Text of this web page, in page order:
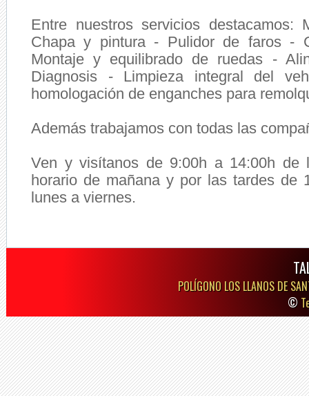
Entre nuestros servicios destacamos:
Chapa y pintura - Pulidor de faros -
Montaje y equilibrado de ruedas -
Diagnosis - Limpieza integral del
homologación de enganches para
Además trabajamos con todas las
Ven y visítanos de 9:00h a 14:00h de
horario de mañana y por las tardes de
lunes a viernes.
POLÍGONO LOS LLANOS DE
©